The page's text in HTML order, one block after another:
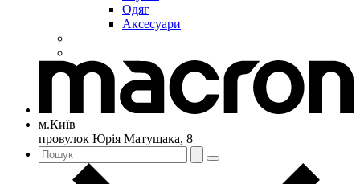
Одяг
Аксесуари
м.Київ
провулок Юрія Матущака, 8